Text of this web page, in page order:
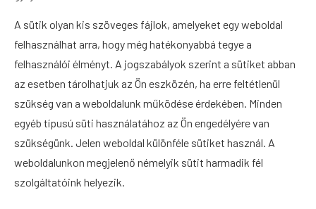
A sütik olyan kis szöveges fájlok, amelyeket egy weboldal
felhasználhat arra, hogy még hatékonyabbá tegye a
felhasználói élményt. A jogszabályok szerint a sütiket abban
az esetben tárolhatjuk az Ön eszközén, ha erre feltétlenül
szükség van a weboldalunk működése érdekében. Minden
egyéb típusú süti használatához az Ön engedélyére van
szükségünk. Jelen weboldal különféle sütiket használ. A
weboldalunkon megjelenő némelyik sütit harmadik fél
szolgáltatóink helyezik.